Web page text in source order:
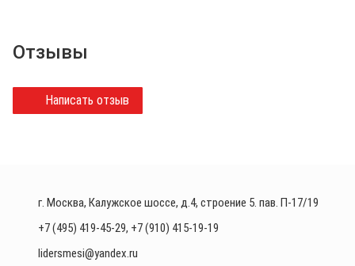
Отзывы
Написать отзыв
г. Москва, Калужское шоссе, д.4, строение 5. пав. П-17/19
+7 (495) 419-45-29, +7 (910) 415-19-19
lidersmesi@yandex.ru